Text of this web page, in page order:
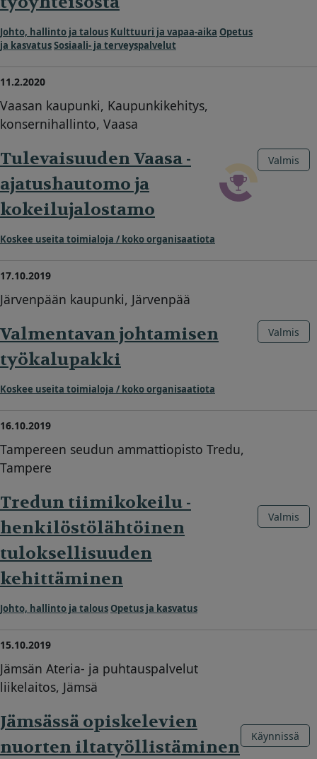
Johto, hallinto ja talous Kulttuuri ja vapaa-aika Opetus
ja kasvatusSosiaali- ja terveyspalvelut
11.2.2020
Vaasan kaupunki, Kaupunkikehitys,
konsernihallinto, Vaasa
Tulevaisuuden Vaasa -
ajatushautomo ja
kokeilujalostamo
Koskee useita toimialoja / koko organisaatiota
Valmis
17.10.2019
Järvenpään kaupunki, Järvenpää
Valmentavan johtamisen
työkalupakki
Koskee useita toimialoja / koko organisaatiota
Valmis
16.10.2019
Tampereen seudun ammattiopisto Tredu,
Tampere
Tredun tiimikokeilu -
henkilöstölähtöinen
tuloksellisuuden
kehittäminen
Johto, hallinto ja talous Opetus ja kasvatus
Valmis
15.10.2019
Jämsän Ateria- ja puhtauspalvelut
liikelaitos, Jämsä
Jämsässä opiskelevien
nuorten iltatyöllistäminen
Käynnissä